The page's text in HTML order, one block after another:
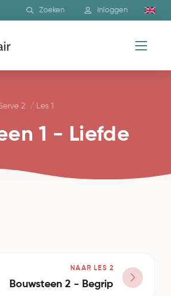
Zoeken Inloggen
2 / Les 1
1 - Liefde
NAAR LES 2
Bouwsteen 2 - Begrip